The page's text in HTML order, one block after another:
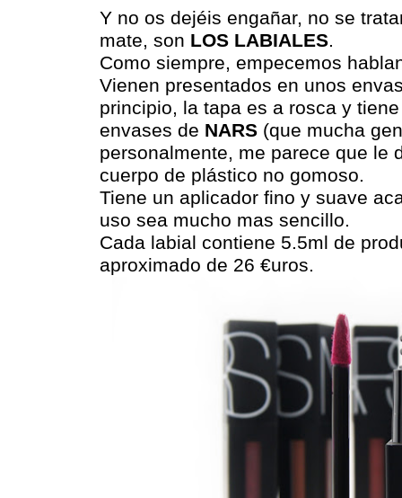
Y no os dejéis engañar, no se
mate, son LOS LABIALES.
Como siempre, empecemos
Vienen presentados en unos
principio, la tapa es a rosca y
envases de NARS(que mucha
personalmente, me parece que le
cuerpo de plástico no gomoso.
Tiene un aplicador fino y suave
uso sea mucho mas sencillo.
Cada labial contiene 5.5ml de
aproximado de 26 €uros.